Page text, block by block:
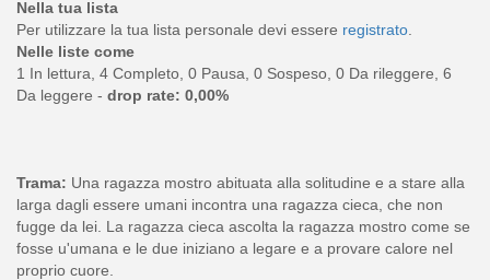
Nella tua lista
Per utilizzare la tua lista personale devi essere registrato.
Nelle liste come
1 In lettura, 4 Completo, 0 Pausa, 0 Sospeso, 0 Da rileggere, 6
Da leggere - drop rate: 0,00%
Trama: Una ragazza mostro abituata alla solitudine e a stare alla
larga dagli essere umani incontra una ragazza cieca, che non
fugge da lei. La ragazza cieca ascolta la ragazza mostro come se
fosse u'umana e le due iniziano a legare e a provare calore nel
proprio cuore.